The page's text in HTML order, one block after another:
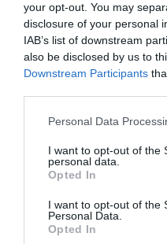
your opt-out. You may
disclosure of your personal
IAB’s list of downstream
also be disclosed by us to
Downstream Participants
Please note that this
not limited to your visit or
grant or deny consent to
use your data for below
consent section.
Personal Data
I want to opt-out of the
personal data.
Opted In
I want to opt-out of the
Personal Data.
Opted In